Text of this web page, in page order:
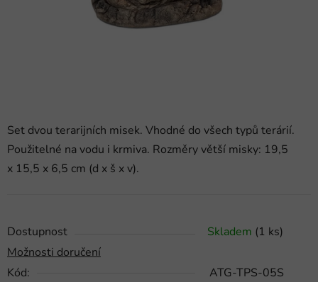
Set dvou terarijních misek. Vhodné do všech typů terárií.
Použitelné na vodu i krmiva. Rozměry větší misky: 19,5
x 15,5 x 6,5 cm (d x š x v).
Dostupnost Skladem (1 ks)
Možnosti doručení
Kód:
ATG-TPS-05S